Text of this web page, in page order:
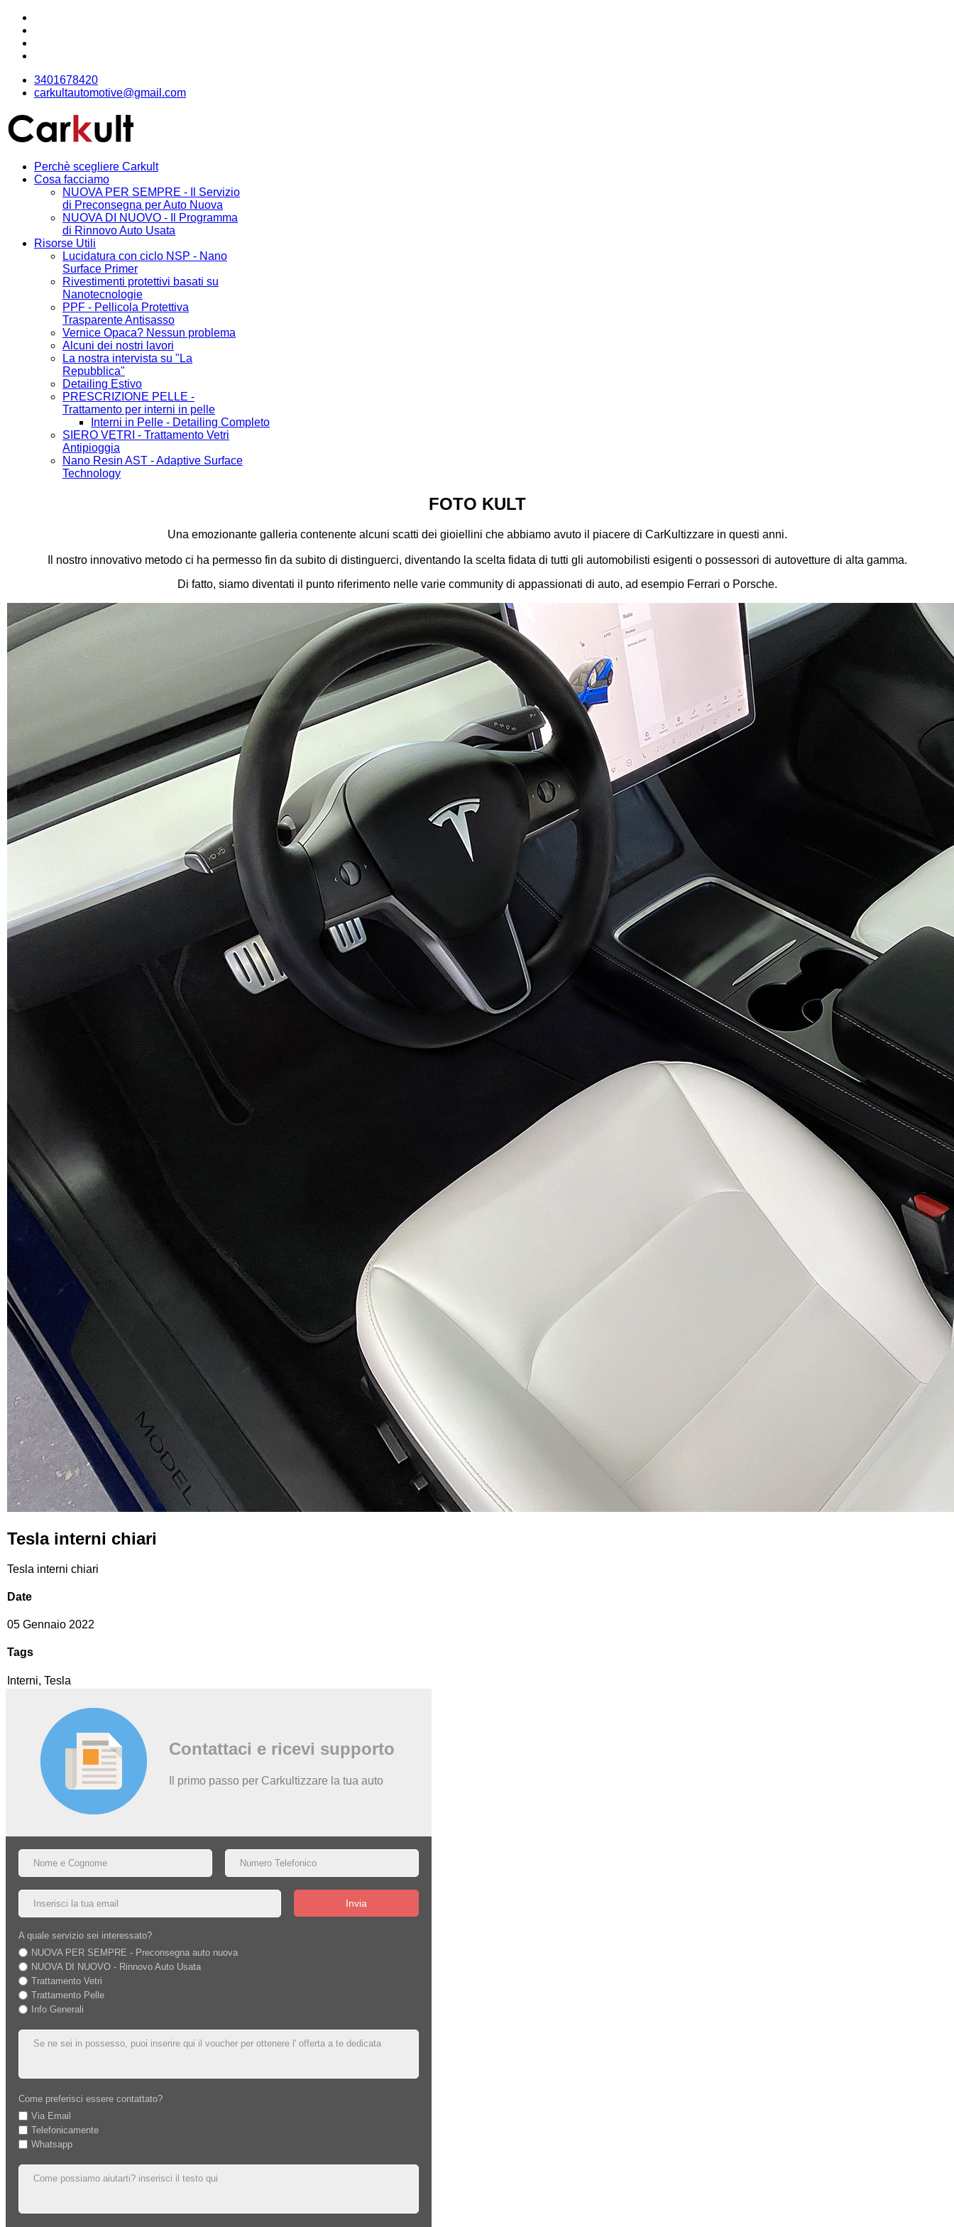
3401678420
carkultautomotive@gmail.com
Perchè scegliere Carkult
Cosa facciamo
NUOVA PER SEMPRE - Il Servizio
di Preconsegna per Auto Nuova
NUOVA DI NUOVO - Il Programma
di Rinnovo Auto Usata
Risorse Utili
Lucidatura con ciclo NSP - Nano
Surface Primer
Rivestimenti protettivi basati su
Nanotecnologie
PPF - Pellicola Protettiva
Trasparente Antisasso
Vernice Opaca? Nessun problema
Alcuni dei nostri lavori
La nostra intervista su "La
Repubblica"
Detailing Estivo
PRESCRIZIONE PELLE -
Trattamento per interni in pelle
Interni in Pelle - Detailing Completo
SIERO VETRI - Trattamento Vetri
Antipioggia
Nano Resin AST - Adaptive Surface
Technology
FOTO KULT
Una emozionante galleria contenente alcuni scatti dei gioiellini che abbiamo avuto il piacere di CarKultizzare in questi anni.
Il nostro innovativo metodo ci ha permesso fin da subito di distinguerci, diventando la scelta fidata di tutti gli automobilisti esigenti o possessori di autovetture di alta gamma.
Di fatto, siamo diventati il punto riferimento nelle varie community di appassionati di auto, ad esempio Ferrari o Porsche.
Tesla interni chiari
Tesla interni chiari
Date
05 Gennaio 2022
Tags
Interni, Tesla
Contattaci e ricevi supporto
Il primo passo per Carkultizzare la tua auto
Invia
A quale servizio sei interessato?
NUOVA PER SEMPRE - Preconsegna auto nuova
NUOVA DI NUOVO - Rinnovo Auto Usata
Trattamento Vetri
Trattamento Pelle
Info Generali
Come preferisci essere contattato?
Via Email
Telefonicamente
Whatsapp